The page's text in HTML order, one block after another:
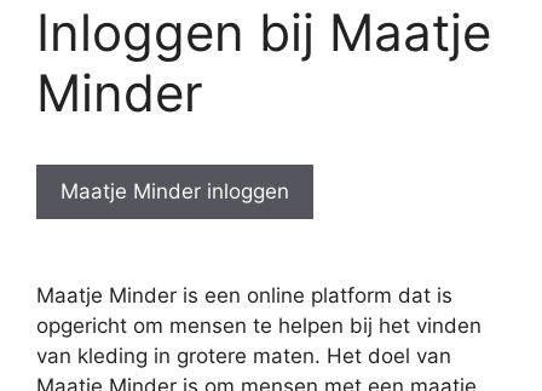
Inloggen bij Maatje
Minder
Maatje Minder inloggen
Maatje Minder is een online platform dat is
opgericht om mensen te helpen bij het vinden
van kleding in grotere maten. Het doel van
Maatje Minder is om mensen met een maatje